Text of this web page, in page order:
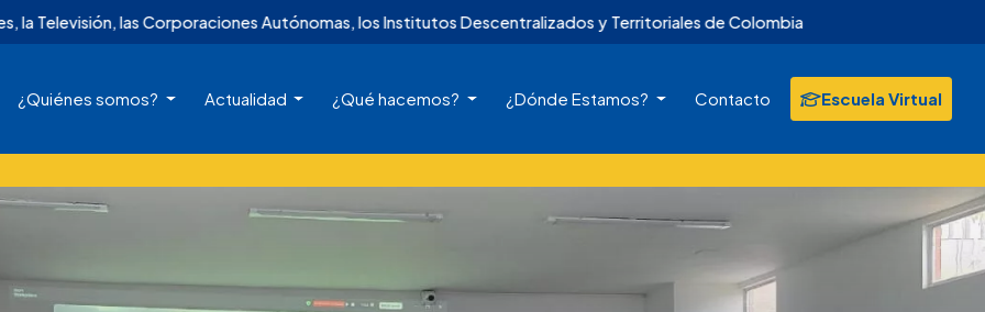
Autónomas, los Institutos Descentralizados y Territoriales de Colombia
¿Quiénes somos? Actualidad ¿Qué hacemos? ¿Dónde Estamos? Contacto Escuela Virtual